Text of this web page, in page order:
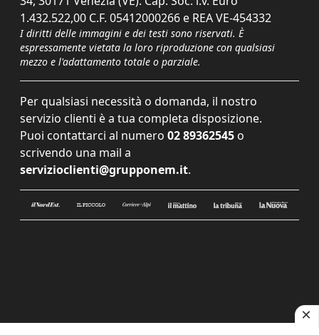
1.432.522,00 C.F. 05412000266 e REA VE-454332
I diritti delle immagini e dei testi sono riservati. È
espressamente vietata la loro riproduzione con qualsiasi
mezzo e l'adattamento totale o parziale.
Per qualsiasi necessità o domanda, il nostro
servizio clienti è a tua completa disposizione.
Puoi contattarci al numero 02 89362545 o
scrivendo una mail a
servizioclienti@grupponem.it.